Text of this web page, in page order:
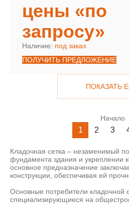
цены «по
запросу»
Наличие: под заказ
ПОЛУЧИТЬ ПРЕДЛОЖЕНИЕ
ПОКАЗАТЬ
Начало
1 2 3
Кладочная сетка – незаменимый
фундамента здания и укреплении
основное предназначение
конструкции, обеспечивая ей
Основные потребители кладочной
специализирующиеся на